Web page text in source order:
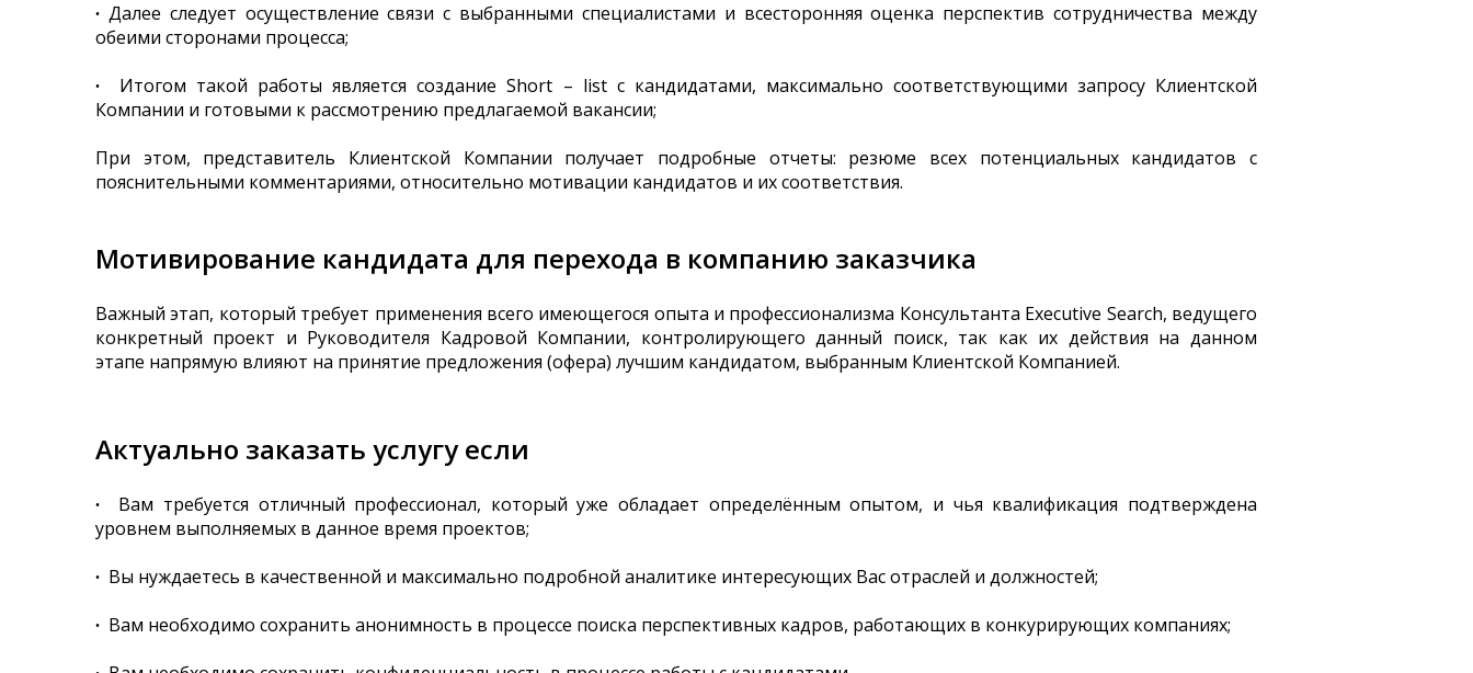
∙ Далее следует осуществление связи с выбранными специалистами и всесторонняя оценка перспектив сотрудничества между
обеими сторонами процесса;
∙ Итогом такой работы является создание Short – list с кандидатами, максимально соответствующими запросу Клиентской
Компании и готовыми к рассмотрению предлагаемой вакансии;
При этом, представитель Клиентской Компании получает подробные отчеты: резюме всех потенциальных кандидатов с
пояснительными комментариями, относительно мотивации кандидатов и их соответствия.
Мотивирование кандидата для перехода в компанию заказчика
Важный этап, который требует применения всего имеющегося опыта и профессионализма Консультанта Executive Search, ведущего
конкретный проект и Руководителя Кадровой Компании, контролирующего данный поиск, так как их действия на данном
этапе напрямую влияют на принятие предложения (офера) лучшим кандидатом, выбранным Клиентской Компанией.
Актуально заказать услугу если
∙ Вам требуется отличный профессионал, который уже обладает определённым опытом, и чья квалификация подтверждена
уровнем выполняемых в данное время проектов;
∙ Вы нуждаетесь в качественной и максимально подробной аналитике интересующих Вас отраслей и должностей;
∙ Вам необходимо сохранить анонимность в процессе поиска перспективных кадров, работающих в конкурирующих компаниях;